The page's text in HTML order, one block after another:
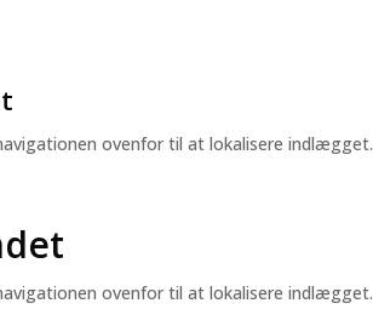
ovenfor til at lokalisere indlægget.
ovenfor til at lokalisere indlægget.